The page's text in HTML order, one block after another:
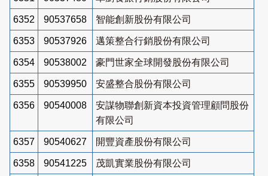
6352 90537658 智能創新股份有限公司
6353 90537926 邁策整合行銷股份有限公司
6354 90538002 豪門世家全球開發股份有限公司
6355 90539950 安盛整合股份有限公司
6356 90540008
安謀物聯創新資本投資管理顧問股份
有限公司
6357 90540627 開豐資產股份有限公司
6358 90541225 茂凱實業股份有限公司